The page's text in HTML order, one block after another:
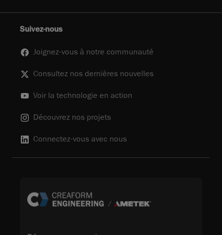
Suivez-nous
Joignez-vous à notre communauté
Consultez nos dernières nouvelles
Voir la technologie en action
Découvrez nos projets
Connectez-vous avec nous